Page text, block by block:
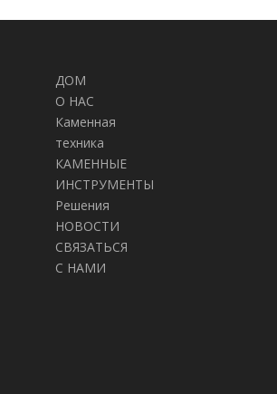
Казахстан, Индия, Польша,
Иордания, Оман и др.
Dialead придает большое значение
интеллектуальной собственности и
сертификации в своем
развитии.Dialead получила более 30
патентов, и еще больше находится
на пути.Все машины Dialead
сертифицированы CE, чтобы
убедиться, что все детали
ДОМ
О НАС
Каменная
техника
КАМЕННЫЕ
ИНСТРУМЕНТЫ
Решения
НОВОСТИ
СВЯЗАТЬСЯ
С НАМИ